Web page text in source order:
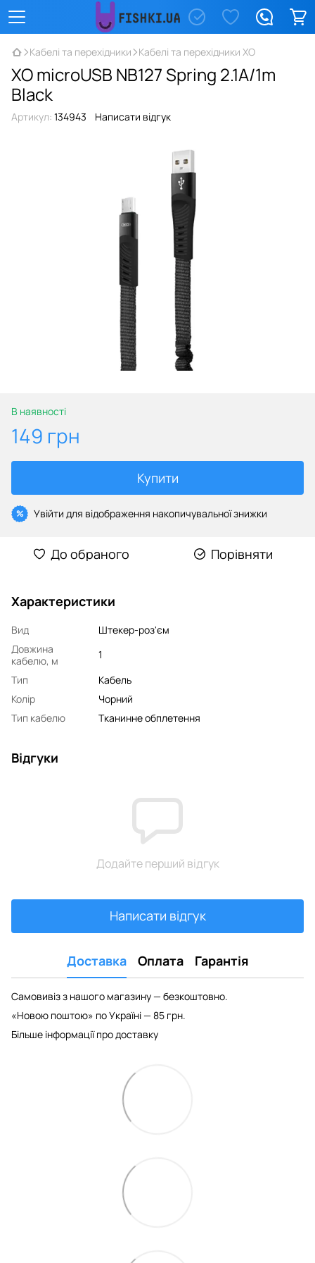
Кабелі та перехідники Кабелі та перехідники XO
XO microUSB NB127 Spring 2.1A/1m
Black
Артикул: 134943 Написати відгук
В наявності
149 грн
Купити
% Увійти для відображення накопичувальної знижки
До обраного Порівняти
Характеристики
Вид
Штекер-роз'єм
Довжина
кабелю, м
1
Тип
Кабель
Колір
Чорний
Тип кабелю
Тканинне обплетення
Відгуки
Додайте перший відгук
Написати відгук
Доставка Оплата Гарантія
Самовивіз з нашого магазину — безкоштовно.
«Новою поштою» по Україні — 85 грн.
Більше інформації про доставку